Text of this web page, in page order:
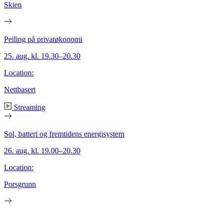
Skien
Peiling på privatøkonomi
25. aug. kl. 19.30–20.30
Location:
Nettbasert
Streaming
Sol, batteri og fremtidens energisystem
26. aug. kl. 19.00–20.30
Location:
Porsgrunn